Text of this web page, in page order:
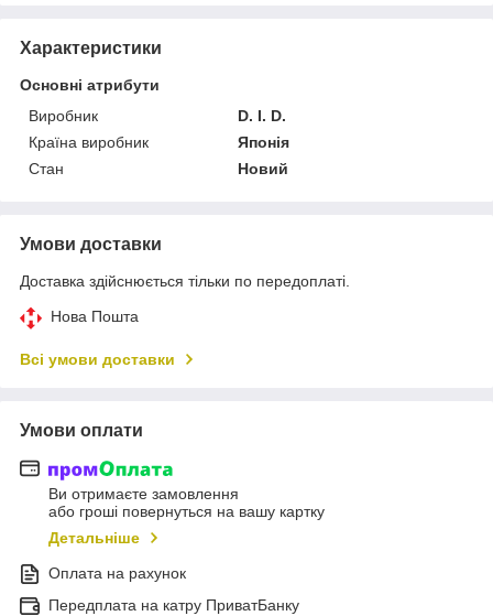
Характеристики
Основні атрибути
Виробник
D. I. D.
Країна виробник
Японія
Стан
Новий
Умови доставки
Доставка здійснюється тільки по передоплаті.
Нова Пошта
Всі умови доставки
Умови оплати
Ви отримаєте замовлення
або гроші повернуться на вашу картку
Детальніше
Оплата на рахунок
Передплата на катру ПриватБанку